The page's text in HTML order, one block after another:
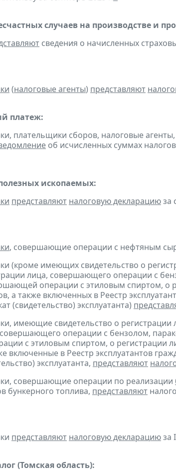
случаев на производстве и
сведения о начисленных
(налоговые агенты) представляют
платеж:
плательщики сборов, налоговые
об исчисленных суммах
ископаемых:
представляют налоговую декларациюза
, совершающие операции с нефтяным
(кроме имеющих свидетельство о
лица, совершающего операции с
операции с этиловым спиртом,
а также включенных в Реестр
(свидетельство) эксплуатанта)
имеющие свидетельство о
операции с бензолом,
с этиловым спиртом, о регистрации
включенные в Реестр эксплуатантов
эксплуатанта, представляют
совершающие операции по реализации
бункерного топлива, представляют
представляют налоговую декларациюза
(Томская область):